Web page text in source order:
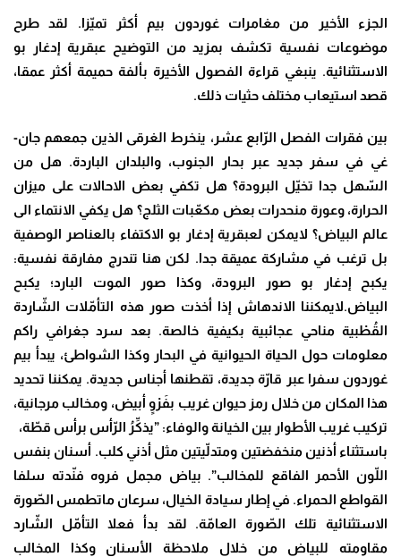
الجزء الأخير من مغامرات غوردون بيم أكثر تميّزا. لقد طرح
موضوعات نفسية تكشف بمزيد من التوضيح عبقرية إدغار بو
الاستثنائية. ينبغي قراءة الفصول الأخيرة بألفة حميمة أكثر عمقا،
قصد استيعاب مختلف حثيات ذلك.
بين فقرات الفصل الرّابع عشر، ينخرط الغرقى الذين جمعهم جان-
غي في سفر جديد عبر بحار الجنوب، والبلدان الباردة. هل من
السّهل جدا تخيّل البرودة؟ هل تكفي بعض الاحالات على ميزان
الحرارة، وعورة منحدرات بعض مكعّبات الثلج؟ هل يكفي الانتماء الى
عالم البياض؟ لايمكن لعبقرية إدغار بو الاكتفاء بالعناصر الوصفية
بل ترغب في مشاركة عميقة جدا. لكن هنا تندرج مفارقة نفسية:
يكبح إدغار بو صور البرودة، وكذا صور الموت البارد؛ يكبح
البياض.لايمكننا الاندهاش إذا أخذت صور هذه التأمّلات الشّاردة
القُطْبية مناحي عجائبية بكيفية خالصة. بعد سرد جغرافي راكم
معلومات حول الحياة الحيوانية في البحار وكذا الشواطئ، يبدأ بيم
غوردون سفرا عبر قارّة جديدة، تقطنها أجناس جديدة. يمكننا تحديد
هذا المكان من خلال رمز حيوان غريب بفَرْوٍ أبيض، ومخالب مرجانية،
تركيب غريب الأطوار بين الخيانة والوفاء: ”يذكِّرُ الرّأس برأس قطّة،
باستثناء أذنين منخفضتين ومتدلّيتين مثل أذني كلب. أسنان بنفس
اللّون الأحمر الفاقع للمخالب”. بياض مجمل فروه فنّدته سلفا
القواطع الحمراء. في إطار سيادة الخيال، سرعان ماتطمس الصّورة
الاستثنائية تلك الصّورة العامّة. لقد بدأ فعلا التأمّل الشّارد
مقاومته للبياض من خلال ملاحظة الأسنان وكذا المخالب